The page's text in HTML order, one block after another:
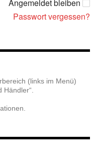
Angemeldet bleiben
Passwort vergessen?
(links im Menü)